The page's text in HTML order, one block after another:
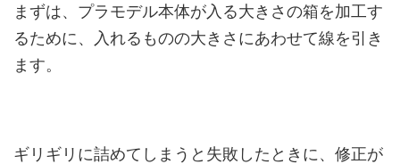
まずは、プラモデル本体が入る大きさの箱を加工す
るために、入れるものの大きさにあわせて線を引き
ます。
ギリギリに詰めてしまうと失敗したときに、修正が